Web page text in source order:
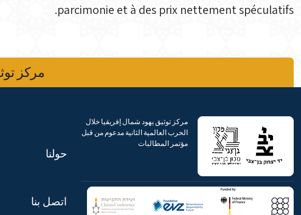
parcimonie et à des prix nettement spéculatifs.
مركز
مركز توثيق يهود شمال إفريقيا خلال
الحرب العالمية الثانية مدعوم من قبل
مؤتمر المطالبات
حولنا
اتصل بنا